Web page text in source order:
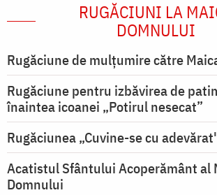
RUGĂCIUNI LA
DOMNULUI
Rugăciune de mulţumire către
Rugăciune pentru izbăvirea de
înaintea icoanei „Potirul nesecat”
Rugăciunea „Cuvine-se cu
Acatistul Sfântului Acoperământ al
Domnului